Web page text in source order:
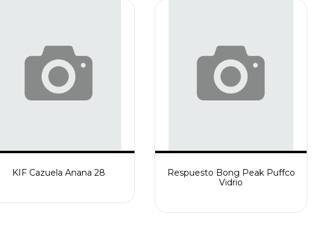
KIF Cazuela Anana 28
Respuesto Bong Peak Puffco
Vidrio